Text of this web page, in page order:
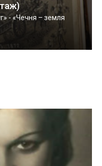
- «Чечня – земля